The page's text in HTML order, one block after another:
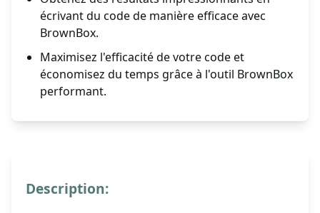
écrivant du code de manière efficace avec
BrownBox.
Maximisez l'efficacité de votre code et
économisez du temps grâce à l'outil BrownBox
performant.
Description: